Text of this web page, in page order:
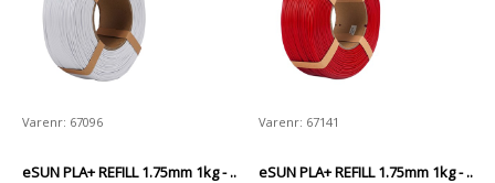
Varenr: 67096
eSUN PLA+ REFILL 1.75mm 1kg - ..
Varenr: 67141
eSUN PLA+ REFILL 1.75mm 1kg - ..